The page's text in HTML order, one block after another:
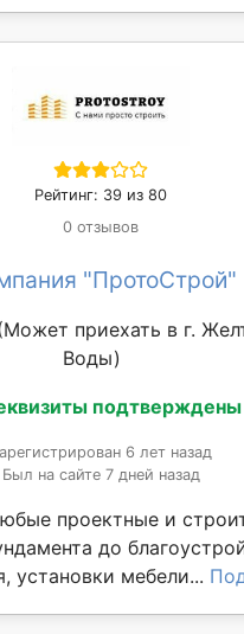
Рейтинг: 39 из 80
0 отзывов
"ПротоСтрой"
приехать в г.
Воды)
подтверждены
6 лет назад
Был на сайте 7 дней назад
проектные и
до
установки мебели...